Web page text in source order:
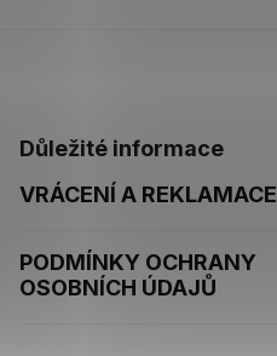
Důležité informace
VRÁCENÍ A REKLAMACE
PODMÍNKY OCHRANY
OSOBNÍCH ÚDAJŮ